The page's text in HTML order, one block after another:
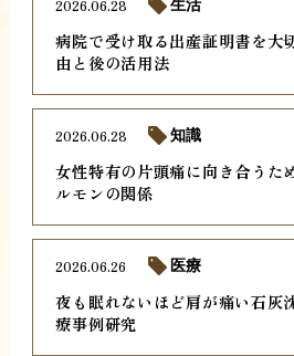
病院で受け取る出産証明書を大
由と後の活用法
2026.06.28 生活
女性特有の片頭痛に向き合うた
ルモンの関係
2026.06.28 知識
夜も眠れないほど肩が痛い石灰
療事例研究
2026.06.26 医療